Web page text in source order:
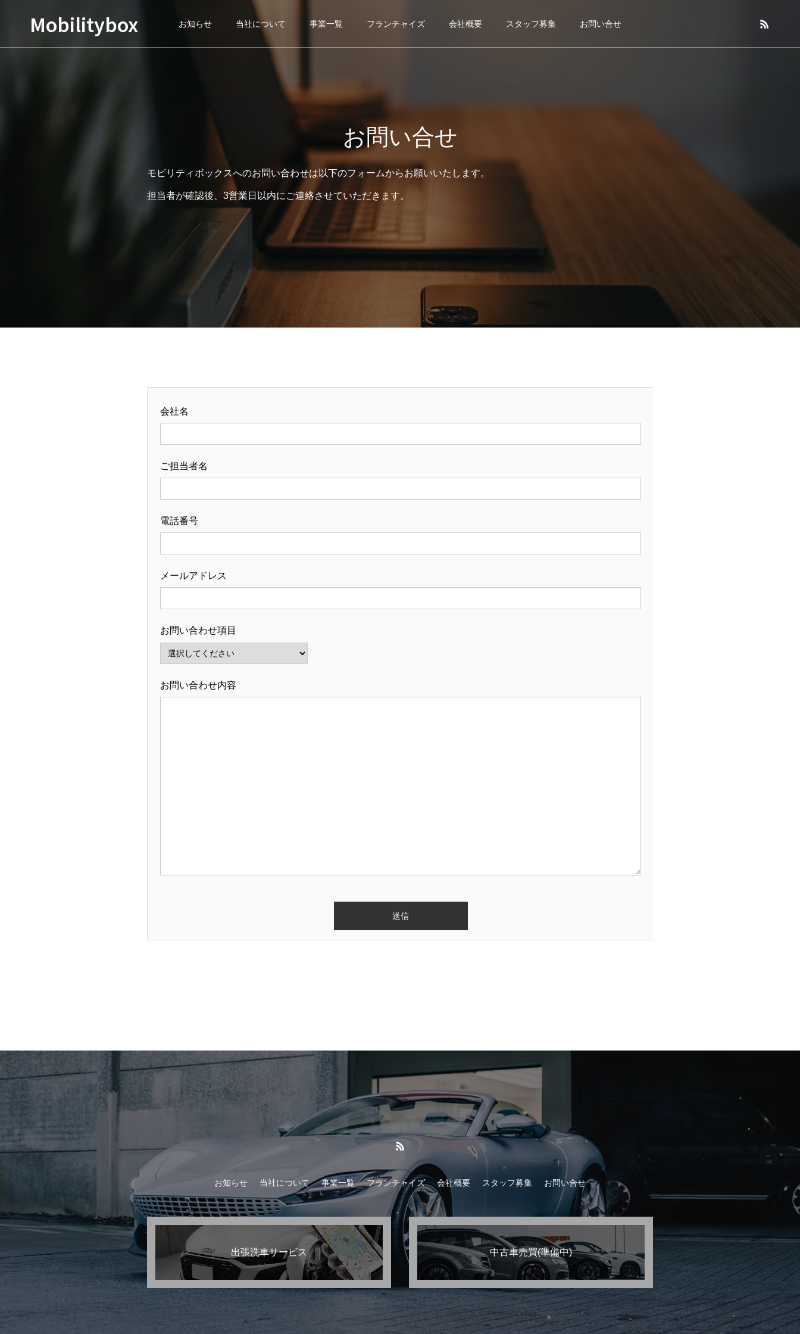
Mobilitybox お知らせ 当社について 事業一覧 フランチャイズ 会社概要 スタッフ募集 お問い合せ
お問い合せ
モビリティボックスへのお問い合わせは以下のフォームからお願いいたします。
担当者が確認後、3営業日以内にご連絡させていただきます。
会社名
ご担当者名
電話番号
メールアドレス
お問い合わせ項目
お問い合わせ内容
お知らせ 当社について 事業一覧 フランチャイズ 会社概要 スタッフ募集 お問い合せ
出張洗車サービス 中古車売買(準備中)